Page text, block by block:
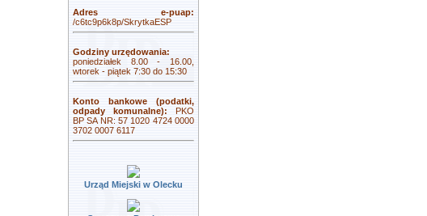
Adres e-puap:
/c6tc9p6k8p/SkrytkaESP
Godziny urzędowania:
poniedziałek 8.00 - 16.00,
wtorek - piątek 7:30 do 15:30
Konto bankowe (podatki,
odpady komunalne): PKO
BP SA NR: 57 1020 4724 0000
3702 0007 6117
Urząd Miejski w Olecku